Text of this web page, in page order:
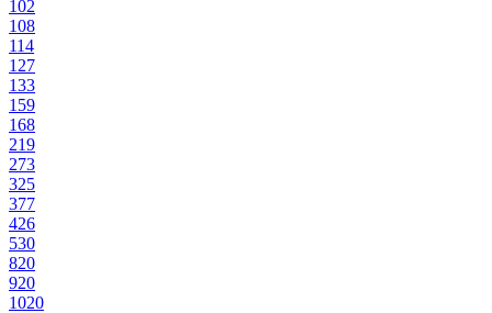
102
108
114
127
133
159
168
219
273
325
377
426
530
820
920
1020